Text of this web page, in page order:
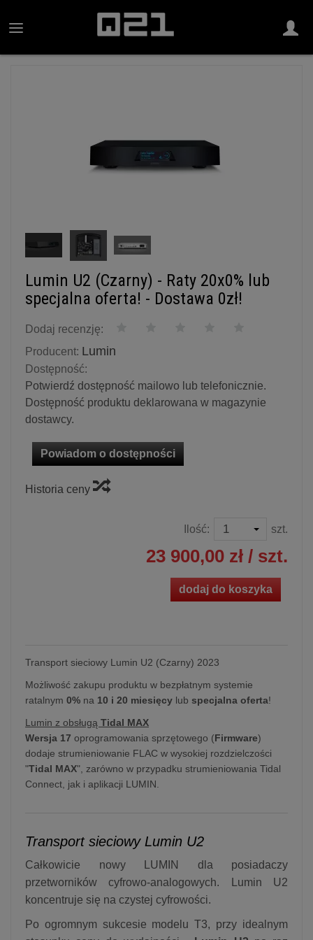
Lumin U2 (Czarny) - Raty 20x0% lub
specjalna oferta! - Dostawa 0zł!
Dodaj recenzję:
Producent: Lumin
Dostępność:
Potwierdź dostępność mailowo lub telefonicznie.
Dostępność produktu deklarowana w magazynie
dostawcy.
Powiadom o dostępności
Historia ceny
Ilość: szt.
23 900,00 zł / szt.
dodaj do koszyka
Transport sieciowy Lumin U2 (Czarny) 2023
Możliwość zakupu produktu w bezpłatnym systemie
ratalnym 0% na 10 i 20 miesięcy lub specjalna oferta!
Lumin z obsługą Tidal MAX
Wersja 17 oprogramowania sprzętowego (Firmware)
dodaje strumieniowanie FLAC w wysokiej rozdzielczości
"Tidal MAX", zarówno w przypadku strumieniowania Tidal
Connect, jak i aplikacji LUMIN.
Transport sieciowy Lumin U2
Całkowicie nowy LUMIN dla posiadaczy
przetworników cyfrowo-analogowych. Lumin U2
koncentruje się na czystej cyfrowości.
Po ogromnym sukcesie modelu T3, przy idealnym